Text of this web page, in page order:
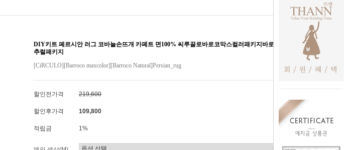
DIY키트 페르시안 러그 코바늘손뜨개 카페트 면100% 씨루끌로바로코막스컬러패키지바로코네
추럴패키지
[CiRCULO][Barroco maxcolor][Barroco Natural]Persian_rug
할인전가격 219,600
할인후가격 109,800
적립금 1%